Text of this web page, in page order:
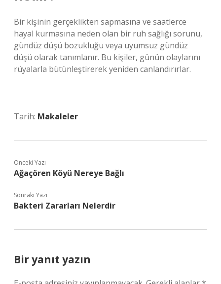
Bir kişinin gerçeklikten sapmasına ve saatlerce
hayal kurmasına neden olan bir ruh sağlığı sorunu,
gündüz düşü bozukluğu veya uyumsuz gündüz
düşü olarak tanımlanır. Bu kişiler, günün olaylarını
rüyalarla bütünleştirerek yeniden canlandırırlar.
Tarih: Makaleler
Önceki Yazı
Ağaçören Köyü Nereye Bağlı
Sonraki Yazı
Bakteri Zararları Nelerdir
Bir yanıt yazın